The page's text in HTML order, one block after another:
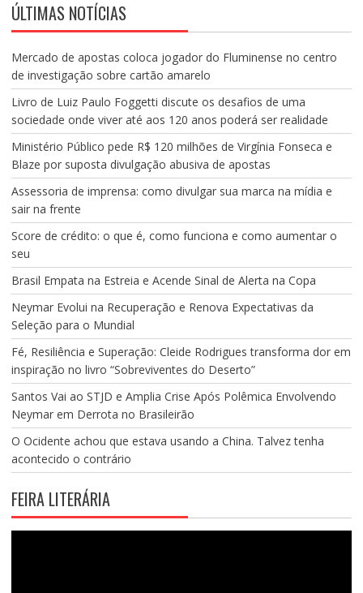
ÚLTIMAS NOTÍCIAS
Mercado de apostas coloca jogador do Fluminense no centro
de investigação sobre cartão amarelo
Livro de Luiz Paulo Foggetti discute os desafios de uma
sociedade onde viver até aos 120 anos poderá ser realidade
Ministério Público pede R$ 120 milhões de Virgínia Fonseca e
Blaze por suposta divulgação abusiva de apostas
Assessoria de imprensa: como divulgar sua marca na mídia e
sair na frente
Score de crédito: o que é, como funciona e como aumentar o
seu
Brasil Empata na Estreia e Acende Sinal de Alerta na Copa
Neymar Evolui na Recuperação e Renova Expectativas da
Seleção para o Mundial
Fé, Resiliência e Superação: Cleide Rodrigues transforma dor em
inspiração no livro “Sobreviventes do Deserto”
Santos Vai ao STJD e Amplia Crise Após Polêmica Envolvendo
Neymar em Derrota no Brasileirão
O Ocidente achou que estava usando a China. Talvez tenha
acontecido o contrário
FEIRA LITERÁRIA